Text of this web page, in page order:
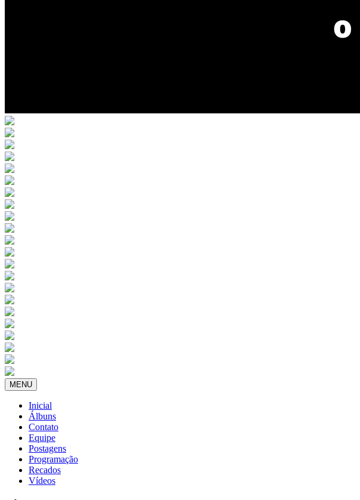
MENU
Inicial
Álbuns
Contato
Equipe
Postagens
Programação
Recados
Vídeos